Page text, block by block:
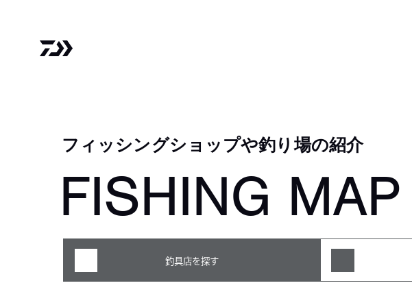
フィッシングショップや釣り場の紹介
FISHING MAP
釣具店を探す